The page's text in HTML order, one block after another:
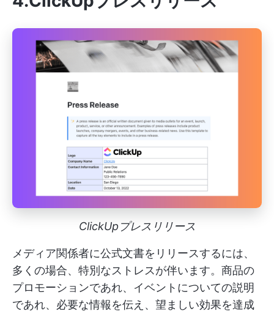
ClickUpプレスリリース
メディア関係者に公式文書をリリースするには、
多くの場合、特別なストレスが伴います。商品の
プロモーションであれ、イベントについての説明
であれ、必要な情報を伝え、望ましい効果を達成